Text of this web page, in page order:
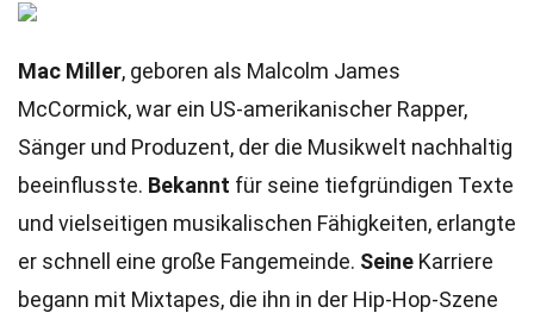
Mac Miller, geboren als Malcolm James
McCormick, war ein US-amerikanischer Rapper,
Sänger und Produzent, der die Musikwelt nachhaltig
beeinflusste. Bekannt für seine tiefgründigen Texte
und vielseitigen musikalischen Fähigkeiten, erlangte
er schnell eine große Fangemeinde. Seine Karriere
begann mit Mixtapes, die ihn in der Hip-Hop-Szene